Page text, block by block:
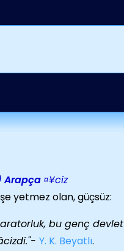
¤¥ciz
yetmez olan, güçsüz:
bu genç devlet
Y. K. Beyatlı.